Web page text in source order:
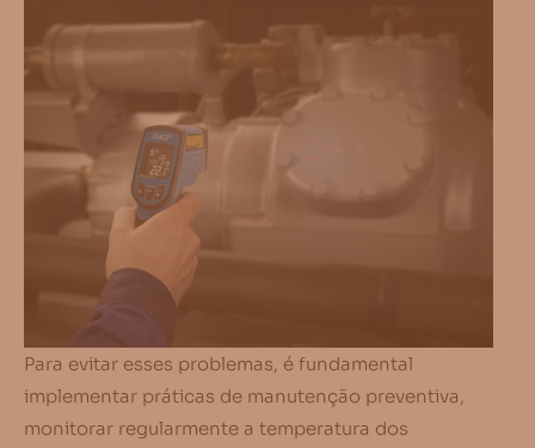
Para evitar esses problemas, é fundamental
implementar práticas de manutenção preventiva,
monitorar regularmente a temperatura dos